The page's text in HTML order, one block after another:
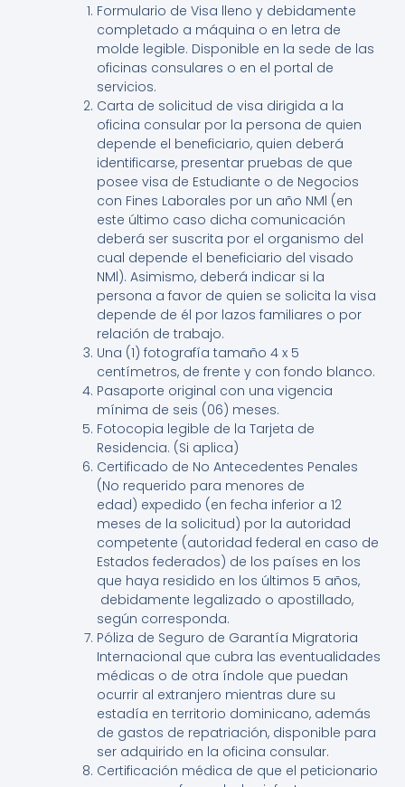
Formulario de Visa lleno y debidamente
completado a máquina o en letra de
molde legible. Disponible en la sede de las
oficinas consulares o en el portal de
servicios.
Carta de solicitud de visa dirigida a la
oficina consular por la persona de quien
depende el beneficiario, quien deberá
identificarse, presentar pruebas de que
posee visa de Estudiante o de Negocios
con Fines Laborales por un año NMl (en
este último caso dicha comunicación
deberá ser suscrita por el organismo del
cual depende el beneficiario del visado
NMl). Asimismo, deberá indicar si la
persona a favor de quien se solicita la visa
depende de él por lazos familiares o por
relación de trabajo.
Una (1) fotografía tamaño 4 x 5
centímetros, de frente y con fondo blanco.
Pasaporte original con una vigencia
mínima de seis (06) meses.
Fotocopia legible de la Tarjeta de
Residencia. (Si aplica)
Certificado de No Antecedentes Penales
(No requerido para menores de
edad) expedido (en fecha inferior a 12
meses de la solicitud) por la autoridad
competente (autoridad federal en caso de
Estados federados) de los países en los
que haya residido en los últimos 5 años,
debidamente legalizado o apostillado,
según corresponda.
Póliza de Seguro de Garantía Migratoria
Internacional que cubra las eventualidades
médicas o de otra índole que puedan
ocurrir al extranjero mientras dure su
estadía en territorio dominicano, además
de gastos de repatriación, disponible para
ser adquirido en la oficina consular.
Certificación médica de que el peticionario